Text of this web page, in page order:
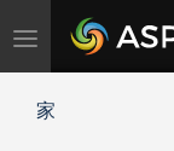
ナ
ー家